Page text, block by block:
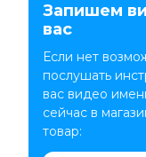
Запишем
вас
Если нет
послушать
вас видео
сейчас в
товар: